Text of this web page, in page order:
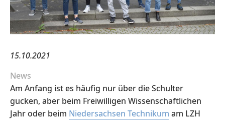
15.10.2021
News
Am Anfang ist es häufig nur über die Schulter
gucken, aber beim Freiwilligen Wissenschaftlichen
Jahr oder beim Niedersachsen Technikum am LZH